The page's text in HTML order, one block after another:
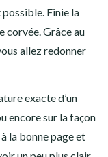
Finie la
corvée. Grâce au
allez redonner
exacte d’un
encore sur la façon
la bonne page et